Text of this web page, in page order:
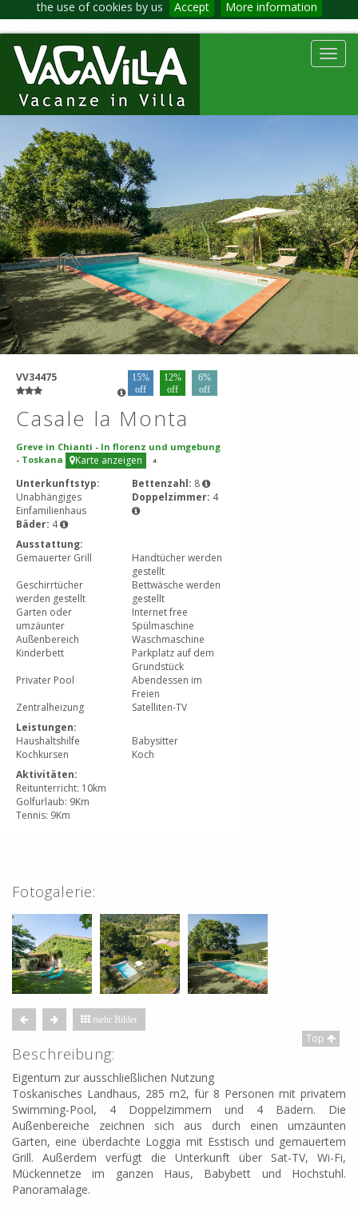
the use of cookies by us Accept More information
VV34475
15%
off
12%
off
6%
off
Casale la Monta
Greve in Chianti - In florenz und umgebung
- Toskana Karte anzeigen 4
Unterkunftstyp:
Unabhängiges
Einfamilienhaus
Bettenzahl: 8
Doppelzimmer: 4
Bäder: 4
Ausstattung:
Gemauerter Grill
Handtücher werden
gestellt
Geschirrtücher
werden gestellt
Bettwäsche werden
gestellt
Garten oder
umzäunter
Außenbereich
Internet free
Spülmaschine
Waschmaschine
Kinderbett
Parkplatz auf dem
Grundstück
Privater Pool
Abendessen im
Freien
Zentralheizung
Satelliten-TV
Leistungen:
Haushaltshilfe
Babysitter
Kochkursen
Koch
Aktivitäten:
Reitunterricht: 10km
Golfurlaub: 9Km
Tennis: 9Km
Fotogalerie:
mehr Bilder
Top
Beschreibung:
Eigentum zur ausschließlichen Nutzung
Toskanisches Landhaus, 285 m2, für 8 Personen mit privatem
Swimming-Pool, 4 Doppelzimmern und 4 Bädern. Die
Außenbereiche zeichnen sich aus durch einen umzäunten
Garten, eine überdachte Loggia mit Esstisch und gemauertem
Grill. Außerdem verfügt die Unterkunft über Sat-TV, Wi-Fi,
Mückennetze im ganzen Haus, Babybett und Hochstuhl.
Panoramalage.